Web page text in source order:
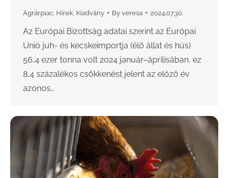
Agrárpiac Hírek Kiadvány By veresa 2024.07.30.
Az Európai Bizottság adatai szerint az Európai
Unió juh- és kecskeimportja (élő állat és hús)
56,4 ezer tonna volt 2024 január–áprilisában, ez
8,4 százalékos csökkenést jelent az előző év
azonos…